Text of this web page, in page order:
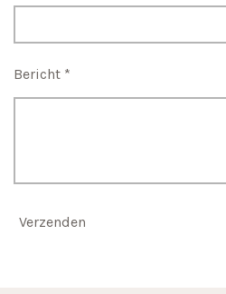
Bericht *
Verzenden